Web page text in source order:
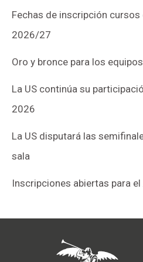
Fechas de inscripción
2026/27
Oro y bronce para los
La US continúa su
2026
La US disputará las
sala
Inscripciones abiertas para